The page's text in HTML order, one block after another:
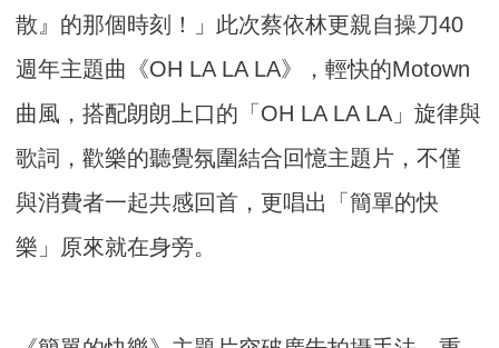
散』的那個時刻！」此次蔡依林更親自操刀40
週年主題曲《OH LA LA LA》，輕快的Motown
曲風，搭配朗朗上口的「OH LA LA LA」旋律與
歌詞，歡樂的聽覺氛圍結合回憶主題片，不僅
與消費者一起共感回首，更唱出「簡單的快
樂」原來就在身旁。